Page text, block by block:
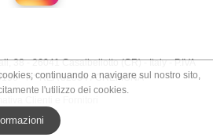
38 - 26041 Casalbellotto (CR) - Italy - P.IVA
- N° REA 82934 / CREMONA
continuando a navigare sul nostro sito,
l'utilizzo dei cookies.